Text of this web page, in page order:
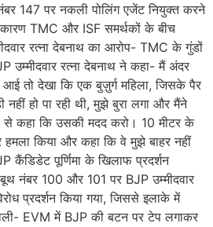
147 पर नकली पोलिंग एजेंट नियुक्त करने
TMC और ISF समर्थकों के बीच
रत्ना देबनाथ का आरोप- TMC के गुंडों
उम्मीदवार रत्ना देबनाथ ने कहा- मैं अंदर
तो देखा कि एक बुज़ुर्ग महिला, जिसके पैर
हो पा रही थी, मुझे बुरा लगा और मैंने
से कहा कि उसकी मदद करो। 10 मीटर के
किया और कहा कि वे मुझे बाहर नहीं
कैंडिडेट पूर्णिमा के खिलाफ प्रदर्शन
बूथ नंबर 100 और 101 पर BJP उम्मीदवार
प्रदर्शन किया गया, जिससे इलाके में
EVM में BJP की बटन पर टेप लगाकर